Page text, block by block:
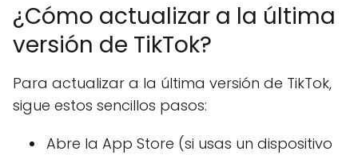
¿Cómo actualizar a la última
versión de TikTok?
Para actualizar a la última versión de TikTok,
sigue estos sencillos pasos:
Abre la App Store (si usas un dispositivo